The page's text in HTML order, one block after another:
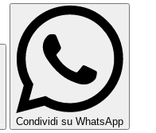
Condividi su WhatsApp